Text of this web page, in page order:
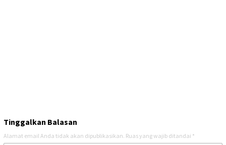
Tinggalkan Balasan
Alamat email Anda tidak akan dipublikasikan. Ruas yang wajib ditandai *